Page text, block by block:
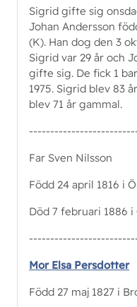
Sigrid gifte sig
Johan Andersson
(K). Han dog den 3
Sigrid var 29 år och
gifte sig. De fick 1
1975. Sigrid blev 83
blev 71 år gammal.
Far Sven Nilsson
Född 24 april 1816 i
Död 7 februari 1886 i
Mor Elsa Persdotter
Född 27 maj 1827 i